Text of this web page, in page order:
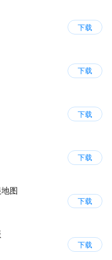
下载
下载
下载
下载
图
下载
下载